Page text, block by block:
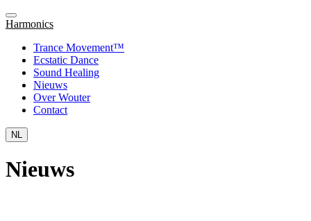
Harmonics
Trance Movement™
Ecstatic Dance
Sound Healing
Nieuws
Over Wouter
Contact
NL
Nieuws